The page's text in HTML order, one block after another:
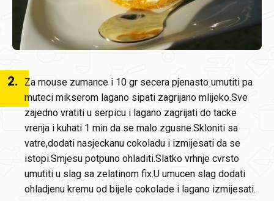
2.
Za mouse zumance i 10 gr secera pjenasto umutiti pa
muteci mikserom lagano sipati zagrijano mlijeko.Sve
zajedno vratiti u serpicu i lagano zagrijati do tacke
vrenja i kuhati 1 min da se malo zgusne.Skloniti sa
vatre,dodati nasjeckanu cokoladu i izmijesati da se
istopi.Smjesu potpuno ohladiti.Slatko vrhnje cvrsto
umutiti u slag sa zelatinom fix.U umucen slag dodati
ohladjenu kremu od bijele cokolade i lagano izmijesati.